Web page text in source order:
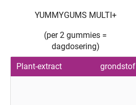
YUMMYGUMS MULTI+
(per 2 gummies =
dagdosering)
Plant-extract grondstof